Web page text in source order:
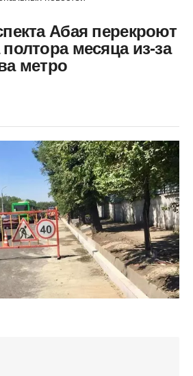
Абая перекроют
месяца из-за
метро